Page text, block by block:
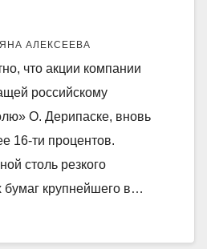
АЛЕКСЕЕВА
что акции компании
российскому
О. Дерипаске, вновь
16-ти процентов.
столь резкого
крупнейшего в…